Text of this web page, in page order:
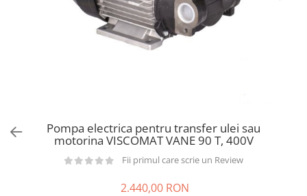
Rezervoare stationare supraterane
Pompa electrica pentru transfer ulei sau
motorina VISCOMAT VANE 90 T, 400V
Fii primul care scrie un Review
2.440,00 RON